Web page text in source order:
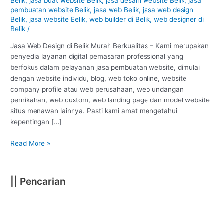
pembuatan website Belik,jasa web Belik,jasa web design
Belik,jasa website Belik,web builder di Belik,web designer di
Belik /
Jasa Web Design di Belik Murah Berkualitas – Kami merupakan
penyedia layanan digital pemasaran professional yang
berfokus dalam pelayanan jasa pembuatan website, dimulai
dengan website individu, blog, web toko online, website
company profile atau web perusahaan, web undangan
pernikahan, web custom, web landing page dan model website
situs menawan lainnya. Pasti kami amat mengetahui
kepentingan […]
:
Murah
Berkualitas
#1
Read More »
|| Pencarian